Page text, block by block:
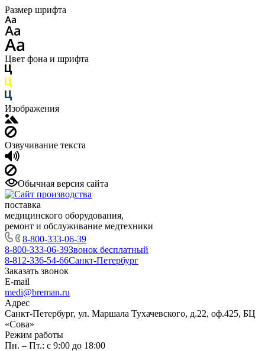
Размер шрифта
Цвет фона и шрифта
Изображения
Озвучивание текста
Обычная версия сайта
поставка
медицинского оборудования,
ремонт и обслуживание медтехники
8-800-333-06-39
8-800-333-06-39Звонок бесплатный
8-812-336-54-66Санкт-Петербург
Заказать звонок
E-mail
medi@breman.ru
Адрес
Санкт-Петербург, ул. Маршала Тухачевского, д.22, оф.425, БЦ
«Сова»
Режим работы
Пн. – Пт.: с 9:00 до 18:00